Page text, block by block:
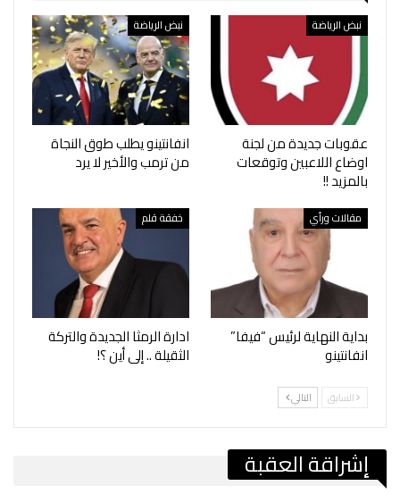
نبض الرياضة
عقوبات جديدة من لجنة
اوضاع اللاعبين وتوقعات
بالمزيد !!
نبض الرياضة
انفانتينو يطلب طوق النجاة
من ترمب والأخير لا يرد
مقالات ورأي
بداية النهاية لرئيس “فيفا”
انفانتينو
خفقة قلم
ادارة الرمثا الجديدة والتركة
الثقيلة .. إلى أين ؟!
السابق التالي
إشراقة العقبة